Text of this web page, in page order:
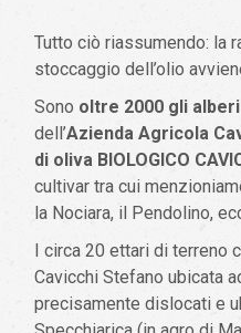
Tutto ciò riassumendo: la
stoccaggio dell’olio
Sono oltre 2000 gli
dell’Azienda Agricola
di oliva BIOLOGICO
cultivar tra cui
la Nociara, il Pendolino,
I circa 20 ettari di terreno
Cavicchi Stefano ubicata
precisamente dislocati e